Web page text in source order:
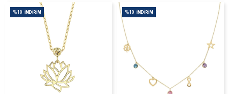
%10 İNDIRIM %10 İNDIRIM